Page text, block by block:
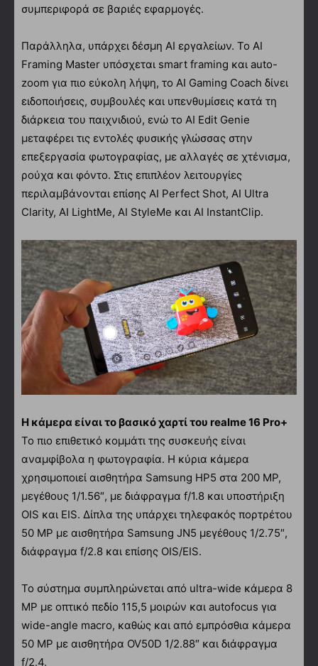
συμπεριφορά σε βαριές εφαρμογές.
Παράλληλα, υπάρχει δέσμη AI εργαλείων. Το AI
Framing Master υπόσχεται smart framing και auto-
zoom για πιο εύκολη λήψη, το AI Gaming Coach δίνει
ειδοποιήσεις, συμβουλές και υπενθυμίσεις κατά τη
διάρκεια του παιχνιδιού, ενώ το AI Edit Genie
μεταφέρει τις εντολές φυσικής γλώσσας στην
επεξεργασία φωτογραφίας, με αλλαγές σε χτένισμα,
ρούχα και φόντο. Στις επιπλέον λειτουργίες
περιλαμβάνονται επίσης AI Perfect Shot, AI Ultra
Clarity, AI LightMe, AI StyleMe και AI InstantClip.
Η κάμερα είναι το βασικό χαρτί του realme 16 Pro+
Το πιο επιθετικό κομμάτι της συσκευής είναι
αναμφίβολα η φωτογραφία. Η κύρια κάμερα
χρησιμοποιεί αισθητήρα Samsung HP5 στα 200 MP,
μεγέθους 1/1.56″, με διάφραγμα f/1.8 και υποστήριξη
OIS και EIS. Δίπλα της υπάρχει τηλεφακός πορτρέτου
50 MP με αισθητήρα Samsung JN5 μεγέθους 1/2.75″,
διάφραγμα f/2.8 και επίσης OIS/EIS.
Το σύστημα συμπληρώνεται από ultra-wide κάμερα 8
MP με οπτικό πεδίο 115,5 μοιρών και autofocus για
wide-angle macro, καθώς και από εμπρόσθια κάμερα
50 MP με αισθητήρα OV50D 1/2.88″ και διάφραγμα
f/2.4.